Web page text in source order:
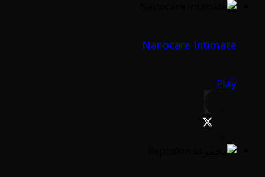
Nanocare Intimate
Play